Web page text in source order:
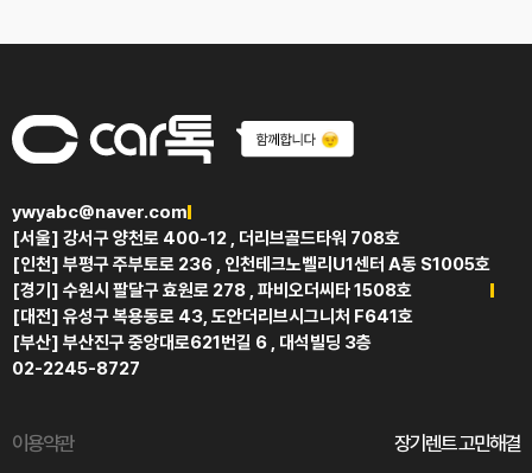
ywyabc@naver.com
[서울] 강서구 양천로 400-12 , 더리브골드타워 708호
[인천] 부평구 주부토로 236 , 인천테크노벨리U1센터 A동 S1005호
[경기] 수원시 팔달구 효원로 278 , 파비오더씨타 1508호
[대전] 유성구 복용동로 43, 도안더리브시그니처 F641호
[부산] 부산진구 중앙대로621번길 6 , 대석빌딩 3층
02-2245-8727
이용약관
장기렌트 고민해결